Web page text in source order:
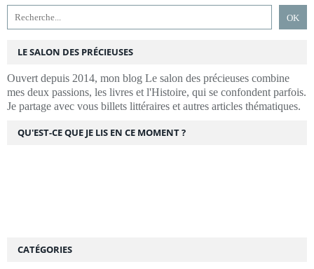
LE SALON DES PRÉCIEUSES
Ouvert depuis 2014, mon blog Le salon des précieuses combine
mes deux passions, les livres et l'Histoire, qui se confondent parfois.
Je partage avec vous billets littéraires et autres articles thématiques.
CATÉGORIES
QU'EST-CE QUE JE LIS EN CE MOMENT ?